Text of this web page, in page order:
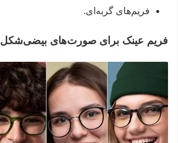
فریم‌های گربه‌ای.
فریم عینک برای صورت‌های بیضی‌شکل